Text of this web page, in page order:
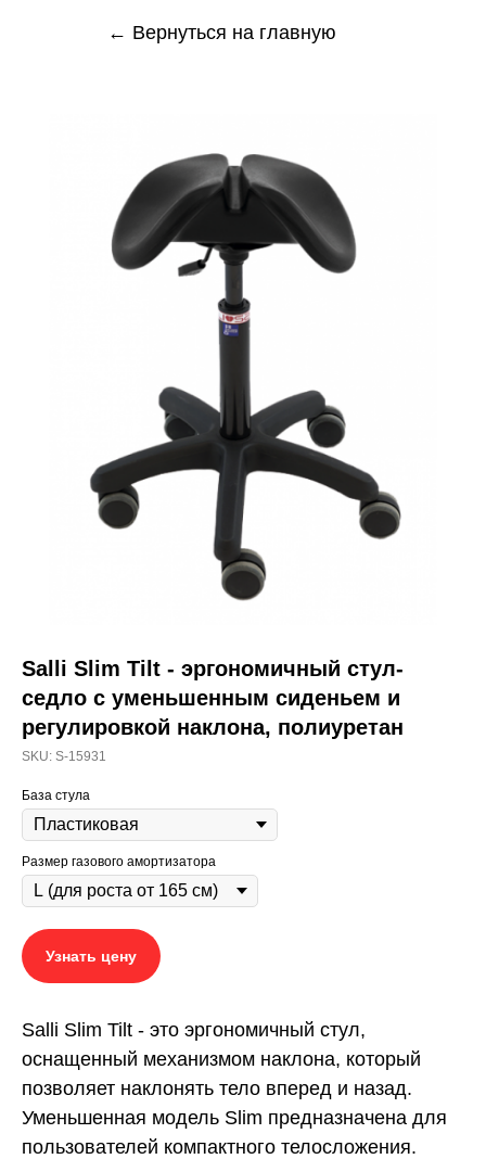
← Вернуться на главную
Salli Slim Tilt - эргономичный стул-
седло с уменьшенным сиденьем и
регулировкой наклона, полиуретан
SKU: S-15931
База стула
Размер газового амортизатора
Узнать цену
Salli Slim Tilt - это эргономичный стул,
оснащенный механизмом наклона, который
позволяет наклонять тело вперед и назад.
Уменьшенная модель Slim предназначена для
пользователей компактного телосложения.